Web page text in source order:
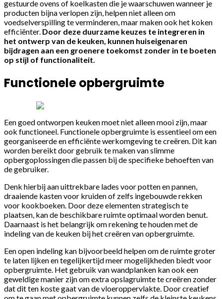
gestuurde ovens of koelkasten die je waarschuwen wanneer je
producten bijna verlopen zijn, helpen niet alleen om
voedselverspilling te verminderen, maar maken ook het koken
efficiënter. Door deze duurzame keuzes te integreren in
het ontwerp van de keuken, kunnen huiseigenaren
bijdragen aan een groenere toekomst zonder in te boeten
op stijl of functionaliteit.
Functionele opbergruimte
Een goed ontworpen keuken moet niet alleen mooi zijn, maar
ook functioneel. Functionele opbergruimte is essentieel om een
georganiseerde en efficiënte werkomgeving te creëren. Dit kan
worden bereikt door gebruik te maken van slimme
opbergoplossingen die passen bij de specifieke behoeften van
de gebruiker.
Denk hierbij aan uittrekbare lades voor potten en pannen,
draaiende kasten voor kruiden of zelfs ingebouwde rekken
voor kookboeken. Door deze elementen strategisch te
plaatsen, kan de beschikbare ruimte optimaal worden benut.
Daarnaast is het belangrijk om rekening te houden met de
indeling van de keuken bij het creëren van opbergruimte.
Een open indeling kan bijvoorbeeld helpen om de ruimte groter
te laten lijken en tegelijkertijd meer mogelijkheden biedt voor
opbergruimte. Het gebruik van wandplanken kan ook een
geweldige manier zijn om extra opslagruimte te creëren zonder
dat dit ten koste gaat van de vloeroppervlakte. Door creatief